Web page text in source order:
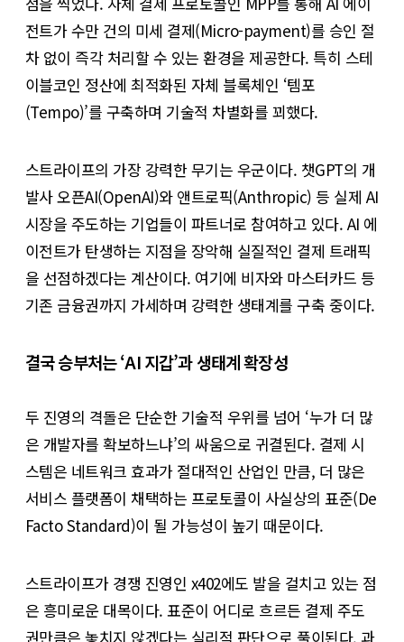
전트가 수만 건의 미세 결제(Micro-payment)를 승인 절
차 없이 즉각 처리할 수 있는 환경을 제공한다. 특히 스테
이블코인 정산에 최적화된 자체 블록체인 ‘템포
(Tempo)’를 구축하며 기술적 차별화를 꾀했다.
스트라이프의 가장 강력한 무기는 우군이다. 챗GPT의 개
발사 오픈AI(OpenAI)와 앤트로픽(Anthropic) 등 실제 AI
시장을 주도하는 기업들이 파트너로 참여하고 있다. AI 에
이전트가 탄생하는 지점을 장악해 실질적인 결제 트래픽
을 선점하겠다는 계산이다. 여기에 비자와 마스터카드 등
기존 금융권까지 가세하며 강력한 생태계를 구축 중이다.
결국 승부처는 ‘AI 지갑’과 생태계 확장성
두 진영의 격돌은 단순한 기술적 우위를 넘어 ‘누가 더 많
은 개발자를 확보하느냐’의 싸움으로 귀결된다. 결제 시
스템은 네트워크 효과가 절대적인 산업인 만큼, 더 많은
서비스 플랫폼이 채택하는 프로토콜이 사실상의 표준(De
Facto Standard)이 될 가능성이 높기 때문이다.
스트라이프가 경쟁 진영인 x402에도 발을 걸치고 있는 점
은 흥미로운 대목이다. 표준이 어디로 흐르든 결제 주도
권만큼은 놓치지 않겠다는 실리적 판단으로 풀이된다. 과